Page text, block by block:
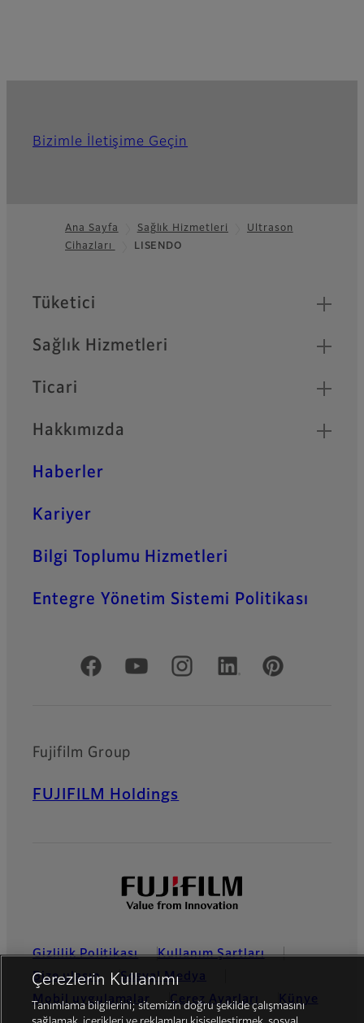
Bizimle İletişime Geçin
Footer
Ana Sayfa Sağlık Hizmetleri
Ultrason
Cihazları
LISENDO
Quick Links
Tüketici
Sağlık Hizmetleri
Ticari
Hakkımızda
Haberler
Kariyer
Bilgi Toplumu Hizmetleri
Entegre Yönetim Sistemi Politikası
Resmi Sosyal Medya
Fujifilm Group
FUJIFILM Holdings
Gizlilik Politikası
Kullanım Şartları
Bize ulaşın
Sosyal Medya
Mobil uygulamalar
Çerez Ayarları Künye
Çerezlerin Kullanımı
Tanımlama bilgilerini; sitemizin doğru şekilde çalışmasını